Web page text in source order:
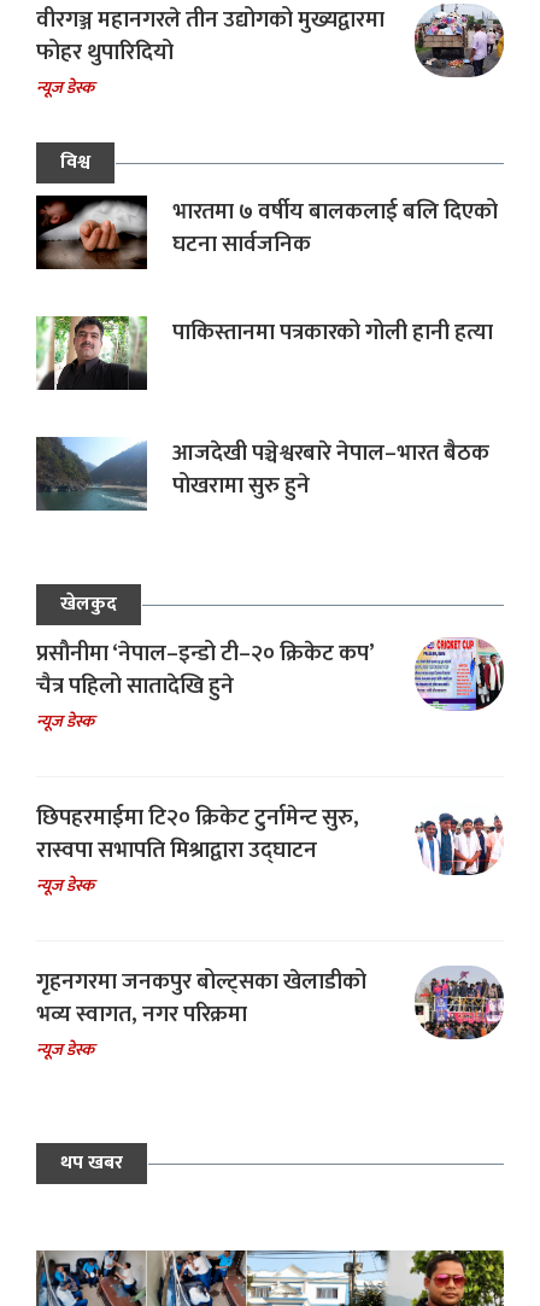
वीरगञ्ज महानगरले तीन उद्योगको मुख्यद्वारमा
फोहर थुपारिदियो
न्यूज डेस्क
विश्व
भारतमा ७ वर्षीय बालकलाई बलि दिएको
घटना सार्वजनिक
पाकिस्तानमा पत्रकारको गोली हानी हत्या
आजदेखी पञ्चेश्वरबारे नेपाल–भारत बैठक
पोखरामा सुरु हुने
खेलकुद
प्रसौनीमा ‘नेपाल–इन्डो टी–२० क्रिकेट कप’
चैत्र पहिलो सातादेखि हुने
न्यूज डेस्क
छिपहरमाईमा टि२० क्रिकेट टुर्नामेन्ट सुरु,
रास्वपा सभापति मिश्राद्वारा उद्घाटन
न्यूज डेस्क
गृहनगरमा जनकपुर बोल्ट्सका खेलाडीको
भव्य स्वागत, नगर परिक्रमा
न्यूज डेस्क
थप खबर